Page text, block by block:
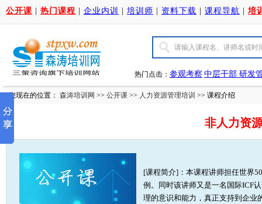
公开课 热门课程 企业内训 培训师 资料下载 课程导航 |培
热门点击： 参观考察 中层干部 研发
您现在的位置： 森涛培训网 >> 公开课 >> 人力资源管理培训 >> 课程介绍
非人力资
[课程简介]：本课程讲师担任世界
例。同时该讲师又是一名国际ICF
理的意识和能力，真正支持到企业